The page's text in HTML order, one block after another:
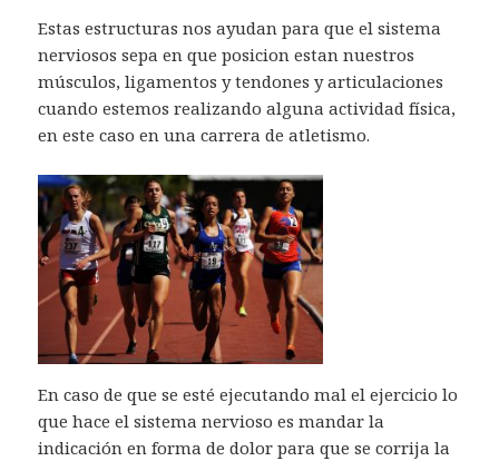
Estas estructuras nos ayudan para que el sistema
nerviosos sepa en que posicion estan nuestros
músculos, ligamentos y tendones y articulaciones
cuando estemos realizando alguna actividad física,
en este caso en una carrera de atletismo.
En caso de que se esté ejecutando mal el ejercicio lo
que hace el sistema nervioso es mandar la
indicación en forma de dolor para que se corrija la